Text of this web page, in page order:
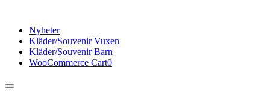
innehålletNyheter
Kläder/Souvenir Vuxen
Kläder/Souvenir Barn
WooCommerce Cart0
Toggle